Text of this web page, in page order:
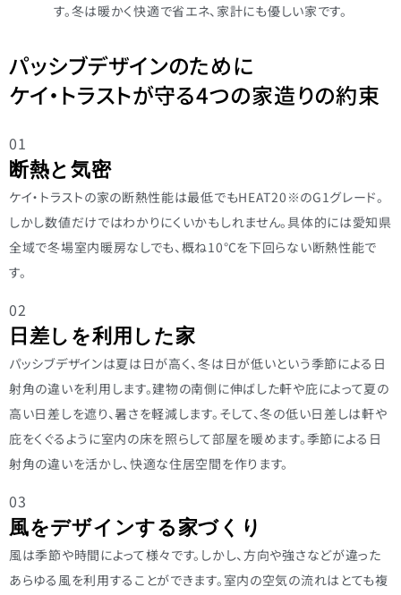
す。冬は暖かく快適で省エネ、家計にも優しい家です。
パッシブデザインのために
ケイ・トラストが守る4つの家造りの約束
01
断熱と気密
ケイ・トラストの家の断熱性能は最低でもHEAT20※のG1グレード。
しかし数値だけではわかりにくいかもしれません。具体的には愛知県
全域で冬場室内暖房なしでも、概ね10℃を下回らない断熱性能で
す。
02
日差しを利用した家
パッシブデザインは夏は日が高く、冬は日が低いという季節による日
射角の違いを利用します。建物の南側に伸ばした軒や庇によって夏の
高い日差しを遮り、暑さを軽減します。そして、冬の低い日差しは軒や
庇をくぐるように室内の床を照らして部屋を暖めます。季節による日
射角の違いを活かし、快適な住居空間を作ります。
03
風をデザインする家づくり
風は季節や時間によって様々です。しかし、方向や強さなどが違った
あらゆる風を利用することができます。室内の空気の流れはとても複